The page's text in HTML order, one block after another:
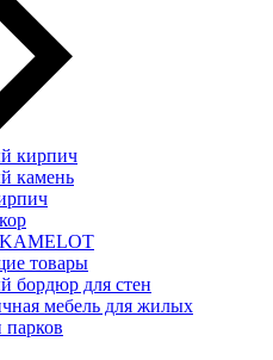
кирпич
камень
товары
бордюр для стен
мебель для жилых
парков